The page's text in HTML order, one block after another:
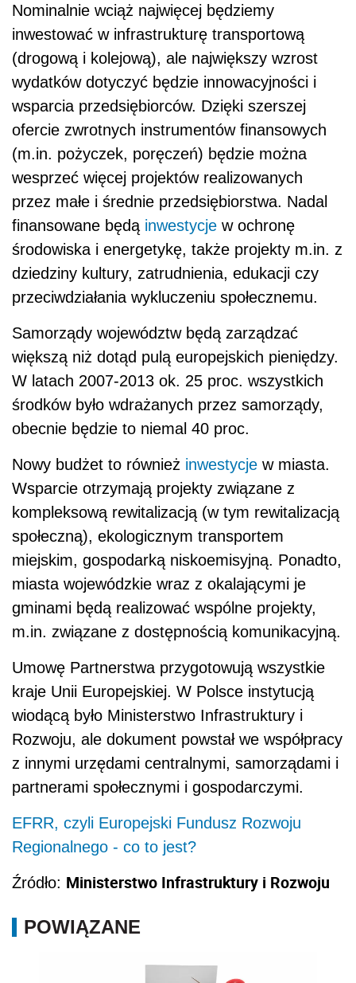
Nominalnie wciąż najwięcej będziemy
inwestować w infrastrukturę transportową
(drogową i kolejową), ale największy wzrost
wydatków dotyczyć będzie innowacyjności i
wsparcia przedsiębiorców. Dzięki szerszej
ofercie zwrotnych instrumentów finansowych
(m.in. pożyczek, poręczeń) będzie można
wesprzeć więcej projektów realizowanych
przez małe i średnie przedsiębiorstwa. Nadal
finansowane będą inwestycje w ochronę
środowiska i energetykę, także projekty m.in. z
dziedziny kultury, zatrudnienia, edukacji czy
przeciwdziałania wykluczeniu społecznemu.
Samorządy województw będą zarządzać
większą niż dotąd pulą europejskich pieniędzy.
W latach 2007-2013 ok. 25 proc. wszystkich
środków było wdrażanych przez samorządy,
obecnie będzie to niemal 40 proc.
Nowy budżet to również inwestycje w miasta.
Wsparcie otrzymają projekty związane z
kompleksową rewitalizacją (w tym rewitalizacją
społeczną), ekologicznym transportem
miejskim, gospodarką niskoemisyjną. Ponadto,
miasta wojewódzkie wraz z okalającymi je
gminami będą realizować wspólne projekty,
m.in. związane z dostępnością komunikacyjną.
Umowę Partnerstwa przygotowują wszystkie
kraje Unii Europejskiej. W Polsce instytucją
wiodącą było Ministerstwo Infrastruktury i
Rozwoju, ale dokument powstał we współpracy
z innymi urzędami centralnymi, samorządami i
partnerami społecznymi i gospodarczymi.
EFRR, czyli Europejski Fundusz Rozwoju
Regionalnego - co to jest?
Źródło: Ministerstwo Infrastruktury i Rozwoju
POWIĄZANE